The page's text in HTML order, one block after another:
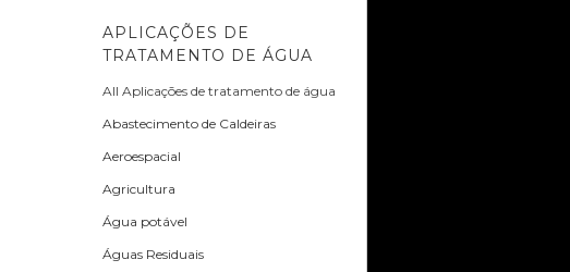
APLICAÇÕES DE
TRATAMENTO DE ÁGUA
All Aplicações de tratamento de água
Abastecimento de Caldeiras
Aeroespacial
Agricultura
Água potável
Águas Residuais